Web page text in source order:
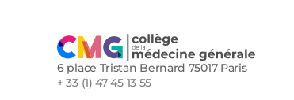
6 place Tristan Bernard 75017 Paris
+ 33 (1) 47 45 13 55